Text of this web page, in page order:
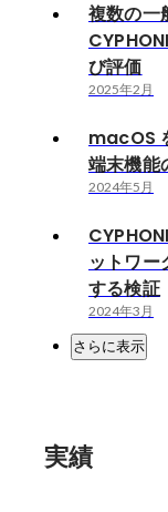
複数の一
び評価
2025年2月
macOS
端末機能
2024年5月
ットワー
する検証
2024年3月
さらに表示
実績